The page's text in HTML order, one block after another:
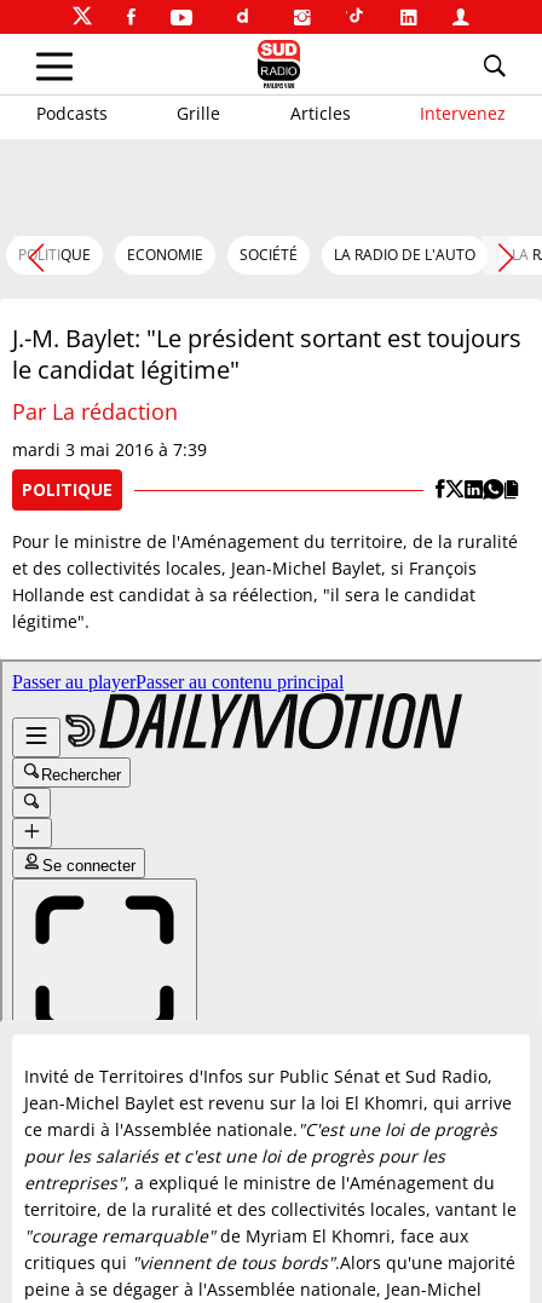
Podcasts Grille Articles Intervenez
POLITIQUE ECONOMIE SOCIÉTÉ LA RADIO DE L'AUTO LA
J.-M. Baylet: "Le président sortant est toujours
le candidat légitime"
Par La rédaction
mardi 3 mai 2016 à 7:39
POLITIQUE
Pour le ministre de l'Aménagement du territoire, de la ruralité
et des collectivités locales, Jean-Michel Baylet, si François
Hollande est candidat à sa réélection, "il sera le candidat
légitime".
Invité de Territoires d'Infos sur Public Sénat et Sud Radio,
Jean-Michel Baylet est revenu sur la loi El Khomri, qui arrive
ce mardi à l'Assemblée nationale."C'est une loi de progrès
pour les salariés et c'est une loi de progrès pour les
entreprises", a expliqué le ministre de l'Aménagement du
territoire, de la ruralité et des collectivités locales, vantant le
"courage remarquable"de Myriam El Khomri, face aux
critiques qui "viennent de tous bords".Alors qu'une majorité
peine à se dégager à l'Assemblée nationale, Jean-Michel